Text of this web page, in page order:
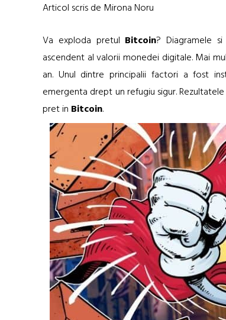
Articol scris de Mirona Noru
Va exploda pretul Bitcoin? Diagramele
ascendent al valorii monedei digitale. Mai
an. Unul dintre principalii factori a fost
emergenta drept un refugiu sigur.
pret in Bitcoin.